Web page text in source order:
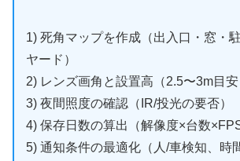
1) 死角マップを作成（出入口・窓・
ヤード）
2) レンズ画角と設置高（2.5〜3m目
3) 夜間照度の確認（IR/投光の要否）
4) 保存日数の算出（解像度×台数
5) 通知条件の最適化（人/車検知、時